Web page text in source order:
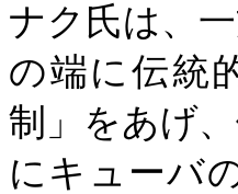
ナク氏は、
の端に伝統
制」をあげ
にキューバ